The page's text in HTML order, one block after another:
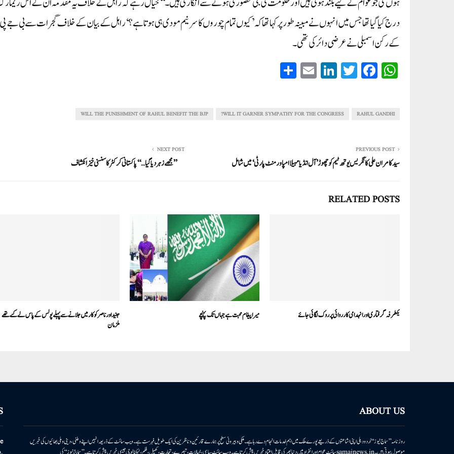
درج کیا گیا تھا جس میں انہوں نے مبینہ طور پر کہا تھا کہ ’کیوں تمام چوروں کا سرنیم مودی ہی ہوتا ہے؟‘ راہل کے بیان کے خلاف گجرات سے بی جے پی
کے رکن اسمبلی نے عرضی دائر کی تھی۔
W
ha
A
Fa
ce
ok
T
wi
r
Li
nk
In
E
m
RAHUL GANDHI
WILL IT GARNER SYMPATHY FOR THE CONGRESS?
WILL THE PUNISHMENT OF RAHUL BENEFIT THE BJP
PREVIOUS POST
سید کامران علی کانگریس یوتھ ٹیم کو چھوڑ ’آل انڈیا مہیلا امپاورمنٹ پارٹی‘ میں شامل
NEXT POST
’’مجھے زہر دیا گیا…‘‘ پاکستانی کرکٹر کا سنسنی خیز انکشاف
RELATED POSTS
یکطرفہ گرفتاری اور انہدامی کارروائی پر روک لگائی جائے میرا پیغام محبت ہے جہاں تک پہنچے
جنید اور ناصر کو کار میں جلانے سے پہلے پولس کے پاس لے گئے تھے
ملزمان
ABOUT US
روزنامہ ’’سماج نیوز‘‘ اُردو دہلی اپنی اشاعتوں کے ذریعے پورے ملک میں اہم خدمات انجام دے رہا ہے۔ ملکی وبیرونی سطح پر ہمارے قارئین وناظرین کی ایک طویل فہرست ہے۔ ویب سائٹ کے ذریعہ انہیں اپنے وطنی، دینی وملی بھائیوں کی خبریں